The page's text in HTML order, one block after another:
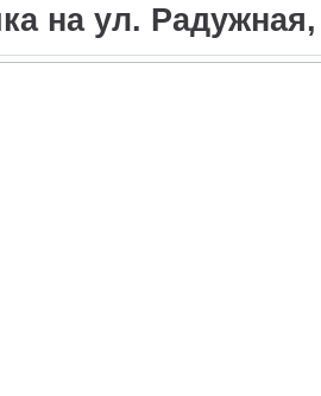
на ул. Радужная,